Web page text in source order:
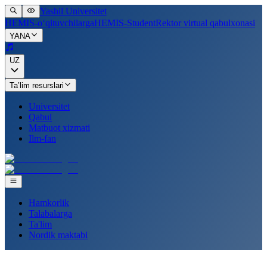
Yashil Universitet
HEMIS-o‘qituvchilargaHEMIS-StudentRektor virtual qabulxonasi
YANA
UZ
Ta’lim resurslari
Universitet
Qabul
Matbuot xizmati
Ilm-fan
Hamkorlik
Talabalarga
Ta'lim
Nordik maktabi